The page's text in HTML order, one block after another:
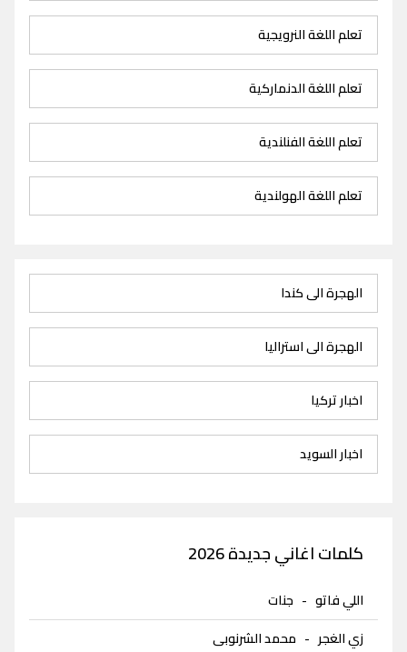
تعلم اللغة النرويجية
تعلم اللغة الدنماركية
تعلم اللغة الفنلندية
تعلم اللغة الهولندية
الهجرة الى كندا
الهجرة الى استراليا
اخبار تركيا
اخبار السويد
كلمات اغاني جديدة 2026
اللي فاتو - جنات
زي الغجر - محمد الشرنوبى